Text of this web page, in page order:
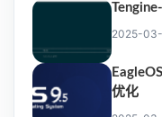
2025-
优化